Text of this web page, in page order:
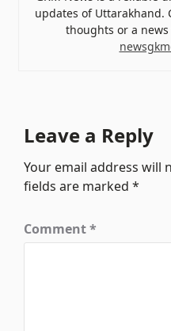
updates of Uttarakhand.
thoughts or a
Leave a Reply
Your email address will
fields are marked*
Comment*